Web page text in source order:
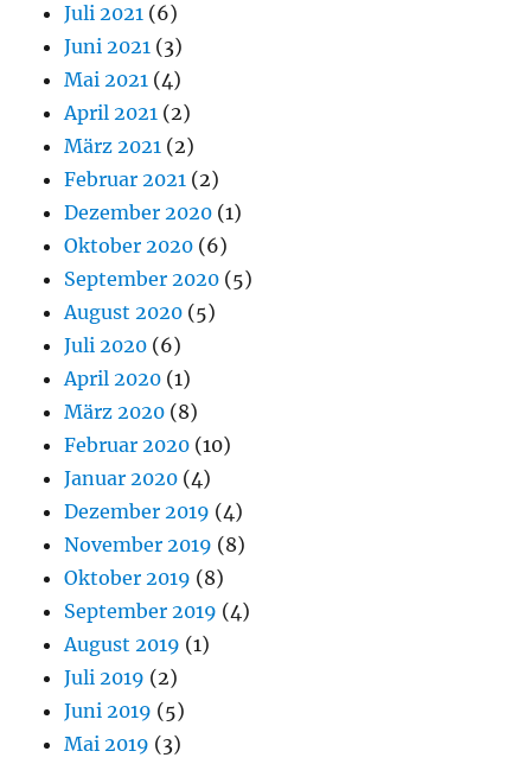
Juli 2021 (6)
Juni 2021 (3)
Mai 2021 (4)
April 2021 (2)
März 2021 (2)
Februar 2021 (2)
Dezember 2020 (1)
Oktober 2020 (6)
September 2020 (5)
August 2020 (5)
Juli 2020 (6)
April 2020 (1)
März 2020 (8)
Februar 2020 (10)
Januar 2020 (4)
Dezember 2019 (4)
November 2019 (8)
Oktober 2019 (8)
September 2019 (4)
August 2019 (1)
Juli 2019 (2)
Juni 2019 (5)
Mai 2019 (3)